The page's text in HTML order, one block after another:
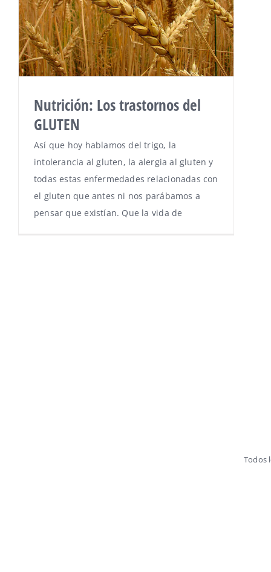
Nutrición: Los trastornos del
GLUTEN
Así que hoy hablamos del trigo, la
intolerancia al gluten, la alergia al gluten y
todas estas enfermedades relacionadas con
el gluten que antes ni nos parábamos a
pensar que existían. Que la vida de
Todos